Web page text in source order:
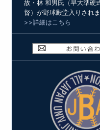
故・林 和男氏（早大準硬
督）が野球殿堂入りされ
>>詳細はこちら